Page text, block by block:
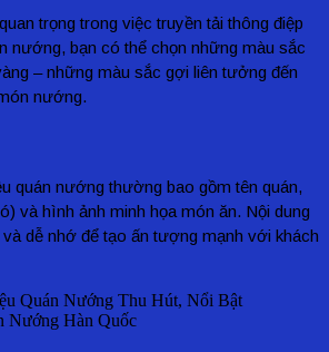
trọng trong việc truyền tải thông điệp
nướng, bạn có thể chọn những màu sắc
– những màu sắc gợi liên tưởng đến
nướng.
quán nướng thường bao gồm tên quán,
và hình ảnh minh họa món ăn. Nội dung
và dễ nhớ để tạo ấn tượng mạnh với khách
Nướng Hàn Quốc